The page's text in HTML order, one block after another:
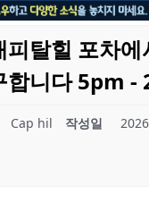
피탈힐 포차에
합니다 5pm -
Cap hil 작성일